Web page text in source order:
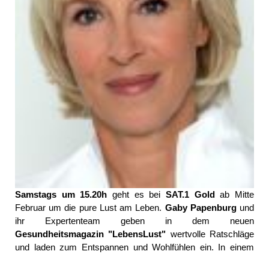
Samstags um 15.20h geht es beiSAT.1 Goldab Mitte
Februar um die pure Lust am Leben. Gaby Papenburgund
ihr Expertenteam geben in dem neuen
Gesundheitsmagazin "LebensLust" wertvolle Ratschläge
und laden zum Entspannen und Wohlfühlen ein. In einem